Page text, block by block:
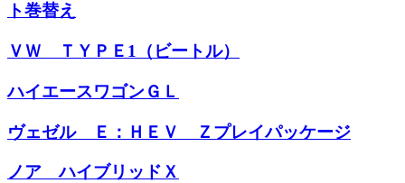
ト巻替え
ＶＷ ＴＹＰＥ1（ビートル）
ハイエースワゴンＧＬ
ヴェゼル Ｅ：ＨＥＶ Ｚプレイパッケージ
ノア ハイブリッドＸ